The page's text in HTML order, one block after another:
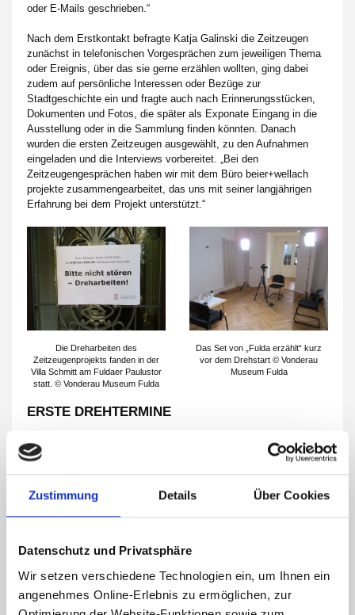
Zustimmung Details Über Cookies
Datenschutz und Privatsphäre
Wir setzen verschiedene Technologien ein, um Ihnen ein
angenehmes Online-Erlebnis zu ermöglichen, zur
oder E-Mails geschrieben.“
Nach dem Erstkontakt befragte Katja Galinski die Zeitzeugen
zunächst in telefonischen Vorgesprächen zum jeweiligen Thema
oder Ereignis, über das sie gerne erzählen wollten, ging dabei
zudem auf persönliche Interessen oder Bezüge zur
Stadtgeschichte ein und fragte auch nach Erinnerungsstücken,
Dokumenten und Fotos, die später als Exponate Eingang in die
Ausstellung oder in die Sammlung finden könnten. Danach
wurden die ersten Zeitzeugen ausgewählt, zu den Aufnahmen
eingeladen und die Interviews vorbereitet. „Bei den
Zeitzeugengesprächen haben wir mit dem Büro beier+wellach
projekte zusammengearbeitet, das uns mit seiner langjährigen
Erfahrung bei dem Projekt unterstützt.“
Die Dreharbeiten des
Zeitzeugenprojekts fanden in der
Villa Schmitt am Fuldaer Paulustor
statt. © Vonderau Museum Fulda
Das Set von „Fulda erzählt“ kurz
vor dem Drehstart © Vonderau
Museum Fulda
ERSTE DREHTERMINE
„Bitte nicht stören – Dreharbeiten!“ war dann ab der vorletzten
Septemberwoche auf zahlreichen Schildern an der Eingangstür
und im Treppenhaus der Villa Schmitt nahe dem Fuldaer
Paulustor zu lesen. Gedreht wurde in einem Raum im ersten
Obergeschoss: Kamera und unterschiedliche Audio- und
Videotechnik, Strahler, Stühle, ein Beistelltisch und ein
Ingo Rudloff, Psychologe und Filmemacher, und Francesca Belli
nach einem kurzen Vorgespräch intensiv und konzentriert ihren
jeweiligen Gesprächspartnern, stellten Fragen und ließen die
Zeitzeugen ihre Erinnerungen erzählen.